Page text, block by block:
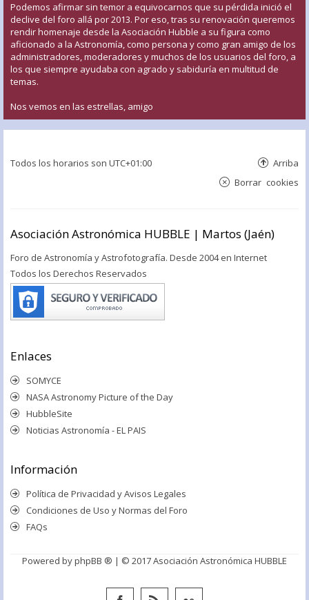
Podemos afirmar sin temor a equivocarnos que su pérdida inició el
declive del foro allá por 2013. Por eso, tras su renovación queremos
rendir homenaje desde la Asociación Hubble a su figura como
aficionado a la Astronomía, como persona y como gran amigo de los
administradores, moderadores y muchos de los usuarios del foro, a
los que siempre ayudaba con agrado y sabiduría en multitud de
temas.
Nos vemos en las estrellas, amigo
Todos los horarios son UTC+01:00 Arriba
Borrar cookies
Asociación Astronómica HUBBLE | Martos (Jaén)
Foro de Astronomía y Astrofotografía. Desde 2004 en Internet
Todos los Derechos Reservados
Enlaces
SOMYCE
NASA Astronomy Picture of the Day
HubbleSite
Noticias Astronomía - EL PAIS
Información
Política de Privacidad y Avisos Legales
Condiciones de Uso y Normas del Foro
FAQs
Powered byphpBB ® | © 2017 Asociación Astronómica HUBBLE